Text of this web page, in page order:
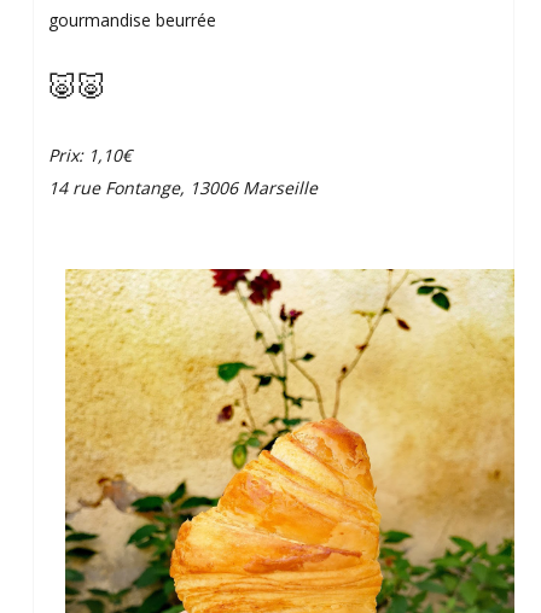
gourmandise beurrée
🐷🐷
Prix: 1,10€
14 rue Fontange, 13006 Marseille